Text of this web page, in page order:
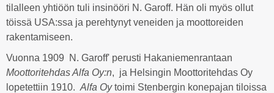
tilalleen yhtiöön tuli insinööri N. Garoff. Hän oli myös ollut
töissä USA:ssa ja perehtynyt veneiden ja moottoreiden
rakentamiseen.
Vuonna 1909 N. Garoff' perusti Hakaniemenrantaan
Moottoritehdas Alfa Oy:n, ja Helsingin Moottoritehdas Oy
lopetettiin 1910. Alfa Oytoimi Stenbergin konepajan tiloissa